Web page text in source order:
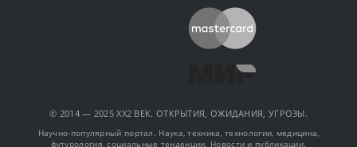
© 2014 — 2025 XX2 ВЕК. ОТКРЫТИЯ, ОЖИДАНИЯ, УГРОЗЫ.
Научно-популярный портал. Наука, техника, технологии, медицина,
футурология, социальные тенденции. Новости и публикации.